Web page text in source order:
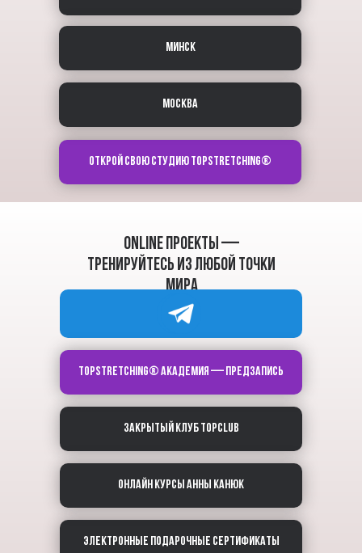
ОТКРОЙ СВОЮ СТУДИЮ TOPSTRETCHING®
МОСКВА
МИНСК
ONLINE ПРОЕКТЫ —
тренируйтесь из любой точки
мира
Закрытый клуб TOPCLUB
Электронные подарочные сертификаты
ОНЛАЙН КУРСЫ АННЫ КАНЮК
TOPSTRETCHING® академия — предзапись